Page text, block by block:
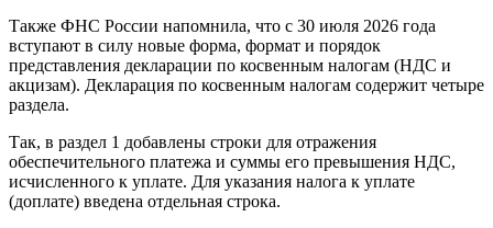
Также ФНС России напомнила, что с 30 июля 2026 года
вступают в силу новые форма, формат и порядок
представления декларации по косвенным налогам (НДС и
акцизам). Декларация по косвенным налогам содержит четыре
раздела.
Так, в раздел 1 добавлены строки для отражения
обеспечительного платежа и суммы его превышения НДС,
исчисленного к уплате. Для указания налога к уплате
(доплате) введена отдельная строка.